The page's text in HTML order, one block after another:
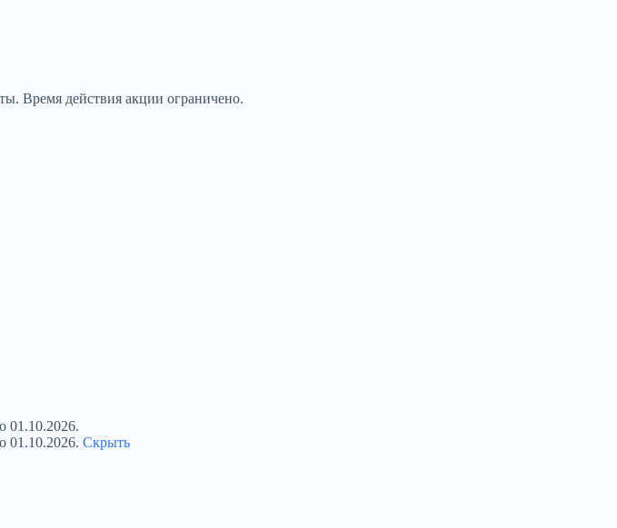
Время действия акции ограничено.
01.10.2026.
01.10.2026. Скрыть